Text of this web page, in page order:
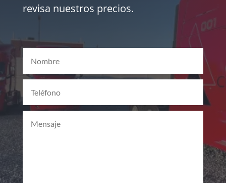
revisa nuestros precios.